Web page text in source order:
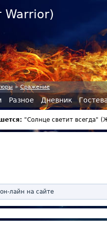
Warrior)
»Сражение
Разное Дневник
"Солнце светит всегда"
лайн на сайте